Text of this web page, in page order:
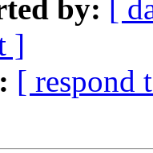
by: [
]
[ respond